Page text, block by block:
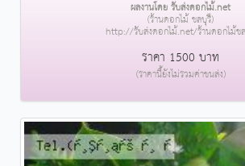
ผลงานโดย รับส่งดอกไม้.net
(ร้านดอกไม้ ชลบุรี)
http://รับส่งดอกไม้.net/ร้านดอกไม้ช
ราคา 1500 บาท
(ราคานี้ยังไม่รวมค่าขนส่ง)